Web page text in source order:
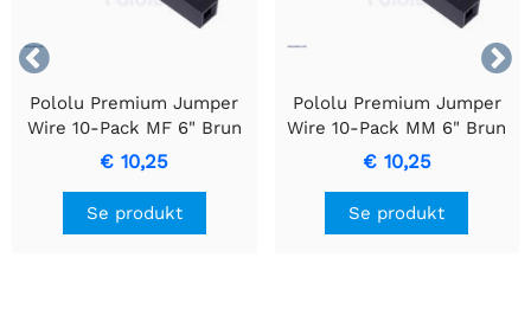


Pololu Premium Jumper
Wire 10-Pack MF 6" Brun
€ 10,25
Se produkt
Pololu Premium Jumper
Wire 10-Pack MM 6" Brun
€ 10,25
Se produkt